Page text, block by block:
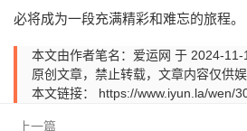
必将成为一段充满精彩和难忘的旅程。
本文由作者笔名：爱运网 于 2024-11-
原创文章，禁止转载，文章内容仅供
本文链接： https://www.iyun.la/wen/
上一篇